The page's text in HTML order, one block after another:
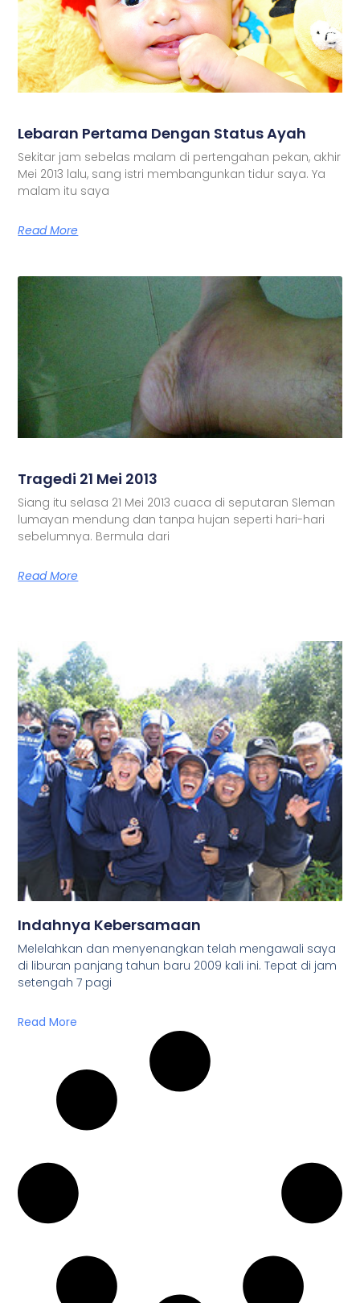
Lebaran Pertama Dengan Status Ayah
Sekitar jam sebelas malam di pertengahan pekan, akhir
Mei 2013 lalu, sang istri membangunkan tidur saya. Ya
malam itu saya
Read More
Tragedi 21 Mei 2013
Siang itu selasa 21 Mei 2013 cuaca di seputaran Sleman
lumayan mendung dan tanpa hujan seperti hari-hari
sebelumnya. Bermula dari
Read More
Indahnya Kebersamaan
Melelahkan dan menyenangkan telah mengawali saya
di liburan panjang tahun baru 2009 kali ini. Tepat di jam
setengah 7 pagi
Read More